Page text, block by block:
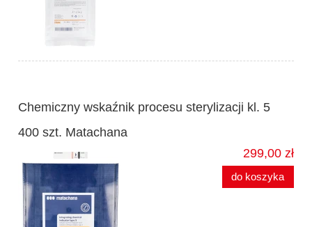
Chemiczny wskaźnik procesu sterylizacji kl. 5
400 szt. Matachana
299,00 zł
do koszyka